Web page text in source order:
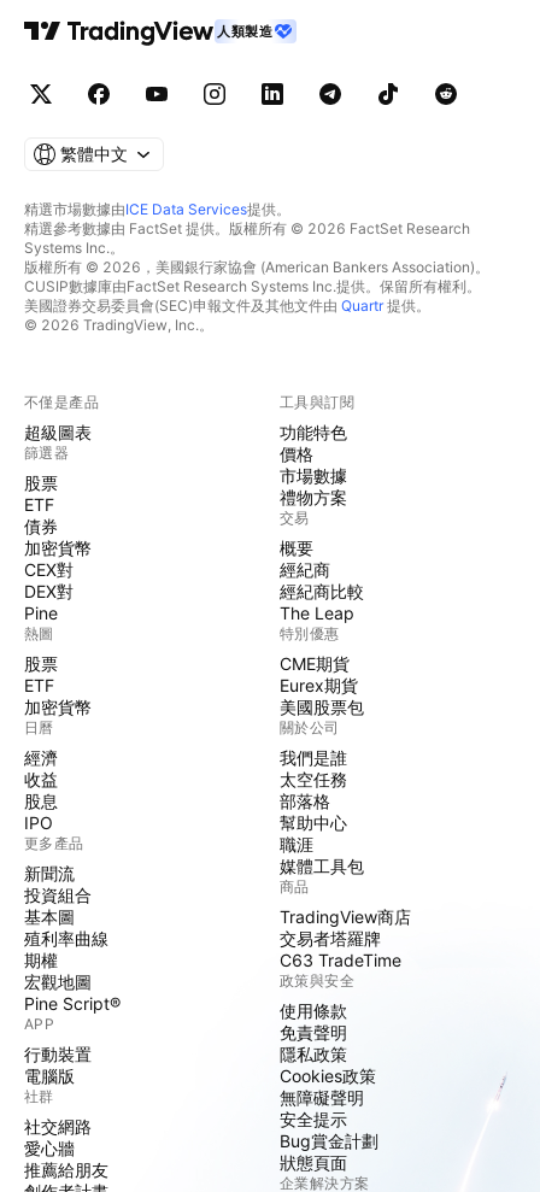
人類製造
繁體中文
精選市場數據由ICE Data Services提供。
精選參考數據由 FactSet 提供。版權所有 © 2026 FactSet Research
Systems Inc.。
版權所有 © 2026，美國銀行家協會 (American Bankers Association)。
CUSIP數據庫由FactSet Research Systems Inc.提供。保留所有權利。
美國證券交易委員會(SEC)申報文件及其他文件由 Quartr提供。
© 2026 TradingView, Inc.。
不僅是產品
超級圖表
篩選器
股票
ETF
債券
加密貨幣
CEX對
DEX對
Pine
熱圖
股票
ETF
加密貨幣
日曆
經濟
收益
股息
IPO
更多產品
新聞流
投資組合
基本圖
殖利率曲線
期權
宏觀地圖
Pine Script®
APP
行動裝置
電腦版
社群
社交網路
愛心牆
推薦給朋友
工具與訂閱
功能特色
價格
市場數據
禮物方案
交易
概要
經紀商
經紀商比較
The Leap
特別優惠
CME期貨
Eurex期貨
美國股票包
關於公司
我們是誰
太空任務
部落格
幫助中心
職涯
媒體工具包
商品
TradingView商店
交易者塔羅牌
C63 TradeTime
政策與安全
使用條款
免責聲明
隱私政策
Cookies政策
無障礙聲明
安全提示
Bug賞金計劃
狀態頁面
企業解決方案